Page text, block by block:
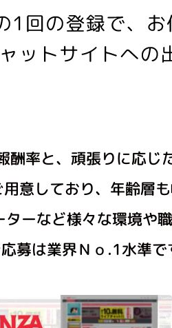
酬率と、頑張りに応
意しており、年齢層
ーなど様々な環境や
募は業界Ｎｏ.1水準